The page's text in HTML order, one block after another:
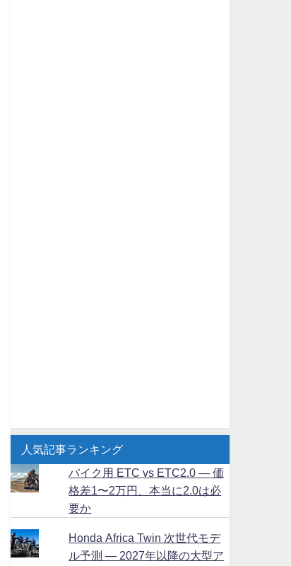
人気記事ランキング
バイク用 ETC vs ETC2.0 ― 価
格差1〜2万円、本当に2.0は必
要か
Honda Africa Twin 次世代モデ
ル予測 ― 2027年以降の大型ア